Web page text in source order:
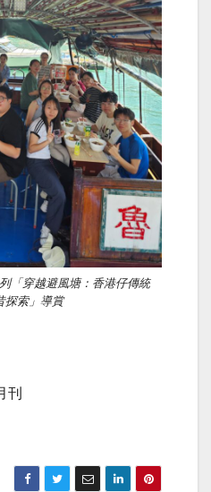
「穿越避風塘：香港仔傳統
探索」導賞
刊